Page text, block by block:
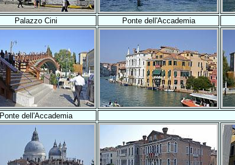
Palazzo Cini Ponte dell'Accademia
Ponte dell'Accademia